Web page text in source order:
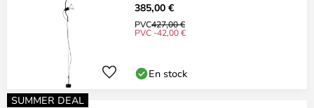
385,00 €
PVC427,00 €
PVC -42,00 €
En stock
SUMMER DEAL